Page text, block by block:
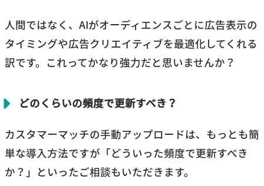
うな通知が届きました。
人間ではなく、AIがオーディエンスごとに広告表示の
タイミングや広告クリエイティブを最適化してくれる
訳です。これってかなり強力だと思いませんか？
どのくらいの頻度で更新すべき？
カスタマーマッチの手動アップロードは、もっとも簡
単な導入方法ですが「どういった頻度で更新すべき
か？」といったご相談もいただきます。